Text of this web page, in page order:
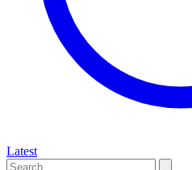
Latest